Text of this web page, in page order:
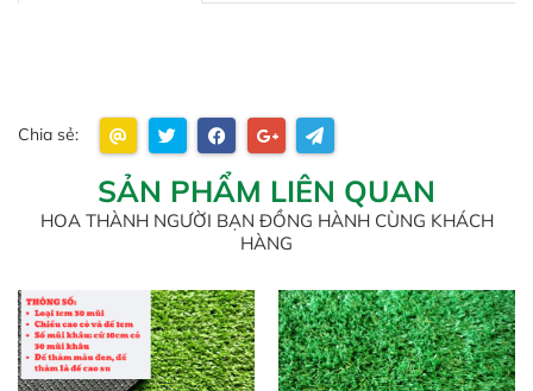
Chia sẻ:
SẢN PHẨM LIÊN QUAN
HOA THÀNH NGƯỜI BẠN ĐỒNG HÀNH CÙNG KHÁCH
HÀNG